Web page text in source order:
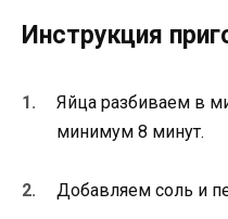
Инструкция
Яйца разбиваем в
минимум 8 минут.
Добавляем соль и